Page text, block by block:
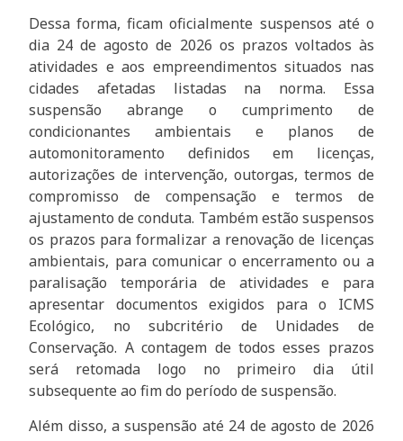
Dessa forma, ficam oficialmente suspensos até o
dia 24 de agosto de 2026 os prazos voltados às
atividades e aos empreendimentos situados nas
cidades afetadas listadas na norma. Essa
suspensão abrange o cumprimento de
condicionantes ambientais e planos de
automonitoramento definidos em licenças,
autorizações de intervenção, outorgas, termos de
compromisso de compensação e termos de
ajustamento de conduta. Também estão suspensos
os prazos para formalizar a renovação de licenças
ambientais, para comunicar o encerramento ou a
paralisação temporária de atividades e para
apresentar documentos exigidos para o ICMS
Ecológico, no subcritério de Unidades de
Conservação. A contagem de todos esses prazos
será retomada logo no primeiro dia útil
subsequente ao fim do período de suspensão.
Além disso, a suspensão até 24 de agosto de 2026